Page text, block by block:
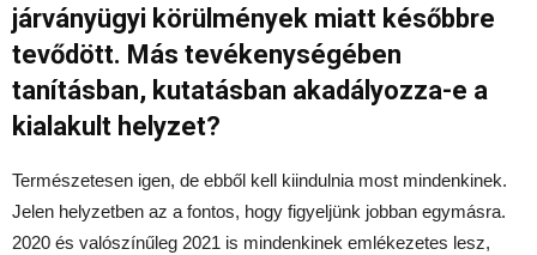
járványügyi körülmények miatt későbbre
tevődött. Más tevékenységében
tanításban, kutatásban akadályozza-e a
kialakult helyzet?
Természetesen igen, de ebből kell kiindulnia most mindenkinek.
Jelen helyzetben az a fontos, hogy figyeljünk jobban egymásra.
2020 és valószínűleg 2021 is mindenkinek emlékezetes lesz,